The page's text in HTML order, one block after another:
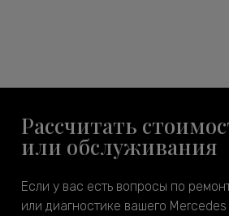
Рассчитать
или обслуживания
Если у вас есть вопросы по
или диагностике вашего